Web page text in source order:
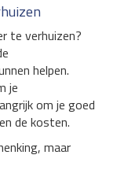
te verhuizen?
helpen.
je
om je goed
de kosten.
maar